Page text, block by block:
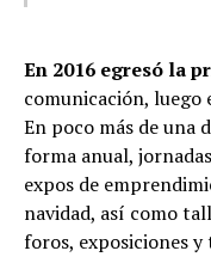
En 2016 egresó la
comunicación, luego
En poco más de una
forma anual,
expos de
navidad, así como
foros, exposiciones